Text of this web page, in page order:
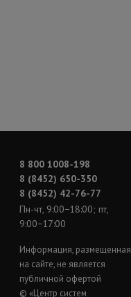
8 800 1008-198
8 (8452) 650-350
8 (8452) 42-76-77
Пн-чт, 9:00−18:00; пт,
9:00−17:00
Информация, размещенная
на сайте, не является
публичной офертой
© «Центр систем